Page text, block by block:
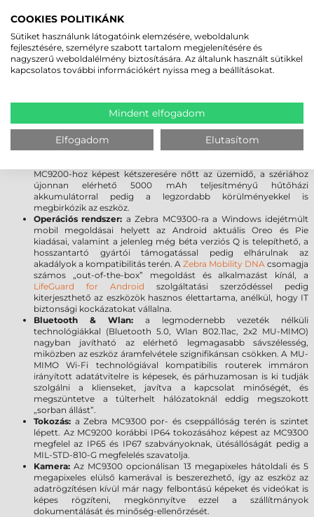
adatoknak, programoknak. Az MC9200-hoz képest
emelkedett a háttértárként szolgáló flash memória mérete, ami
Micro SD kártyával 128 GB-tal bővíthető.
Kijelző:A Zebra MC9300 az MC9200 3,7” képátlójú rezisztív VGA
kijelzőjéhez képest nagyobb méretű és felbontású, kapacitív 4,3”
a szkenner ablak tartósságát, továbbá meggátolja a karcolások
kialakulását. A sérülésekre gyakorlatilag érzéketlen üveg törés
vagy karcolódás nélkül ellenáll a leggyakoribb leejtéseknek.
Akkumulátor:A 7000 mAh PowerPrecision+ akkumulátor a
kategória legnagyobb kapacitásával és kiemelkedő üzemidővel
MC9200-hoz képest kétszeresére nőtt az üzemidő, a szériához
újonnan elérhető 5000 mAh teljesítményű hűtőházi
akkumulátorral pedig a legzordabb körülményekkel is
megbirkózik az eszköz.
Operációs rendszer: a Zebra MC9300-ra a Windows idejétmúlt
mobil megoldásai helyett az Android aktuális Oreo és Pie
kiadásai, valamint a jelenleg még béta verziós Q is telepíthető, a
hosszantartó gyártói támogatással pedig elhárulnak az
akadályok a kompatibilitás terén. A Zebra Mobility DNA csomagja
számos „out-of-the-box” megoldást és alkalmazást kínál, a
LifeGuard for Android szolgáltatási szerződéssel pedig
kiterjeszthető az eszközök hasznos élettartama, anélkül, hogy IT
biztonsági kockázatokat vállalna.
Bluetooth & Wlan: a legmodernebb vezeték nélküli
technológiákkal (Bluetooth 5.0, Wlan 802.11ac, 2x2 MU-MIMO)
nagyban javítható az elérhető legmagasabb sávszélesség,
miközben az eszköz áramfelvétele szignifikánsan csökken. A MU-
MIMO Wi-Fi technológiával kompatibilis routerek immáron
irányított adatátvitelre is képesek, és párhuzamosan is ki tudják
szolgálni a klienseket, javítva a kapcsolat minőségét, és
megszüntetve a túlterhelt hálózatoknál eddig megszokott
„sorban állást”.
Tokozás: a Zebra MC9300 por- és cseppállóság terén is szintet
lépett. Az MC9200 korábbi IP64 tokozásához képest az MC9300
megfelel az IP65 és IP67 szabványoknak, ütésállóságát pedig a
MIL-STD-810-G megfelelés szavatolja.
Kamera: Az MC9300 opcionálisan 13 megapixeles hátoldali és 5
megapixeles elülső kamerával is beszerezhető, így az eszköz az
adatrögzítésen kívül már nagy felbontású képeket és videókat is
képes rögzíteni, megkönnyítve ezzel a szállítmányok
dokumentálását és minőség-ellenőrzését.
COOKIES POLITIKÁNK
Sütiket használunk látogatóink elemzésére, weboldalunk
fejlesztésére, személyre szabott tartalom megjelenítésére és
nagyszerű weboldalélmény biztosítására. Az általunk használt sütikkel
kapcsolatos további információkért nyissa meg a beállításokat.
Mindent elfogadom
Elfogadom Elutasítom